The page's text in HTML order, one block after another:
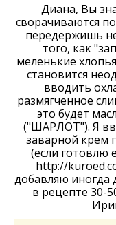
Диана, Вы
сворачиваются
передержишь
того, как
меленькие
становится
вводить
размягченное
это будет
("ШАРЛОТ"). Я
заварной крем
(если готовлю
http://
добавляю иногда
в рецепте 30-